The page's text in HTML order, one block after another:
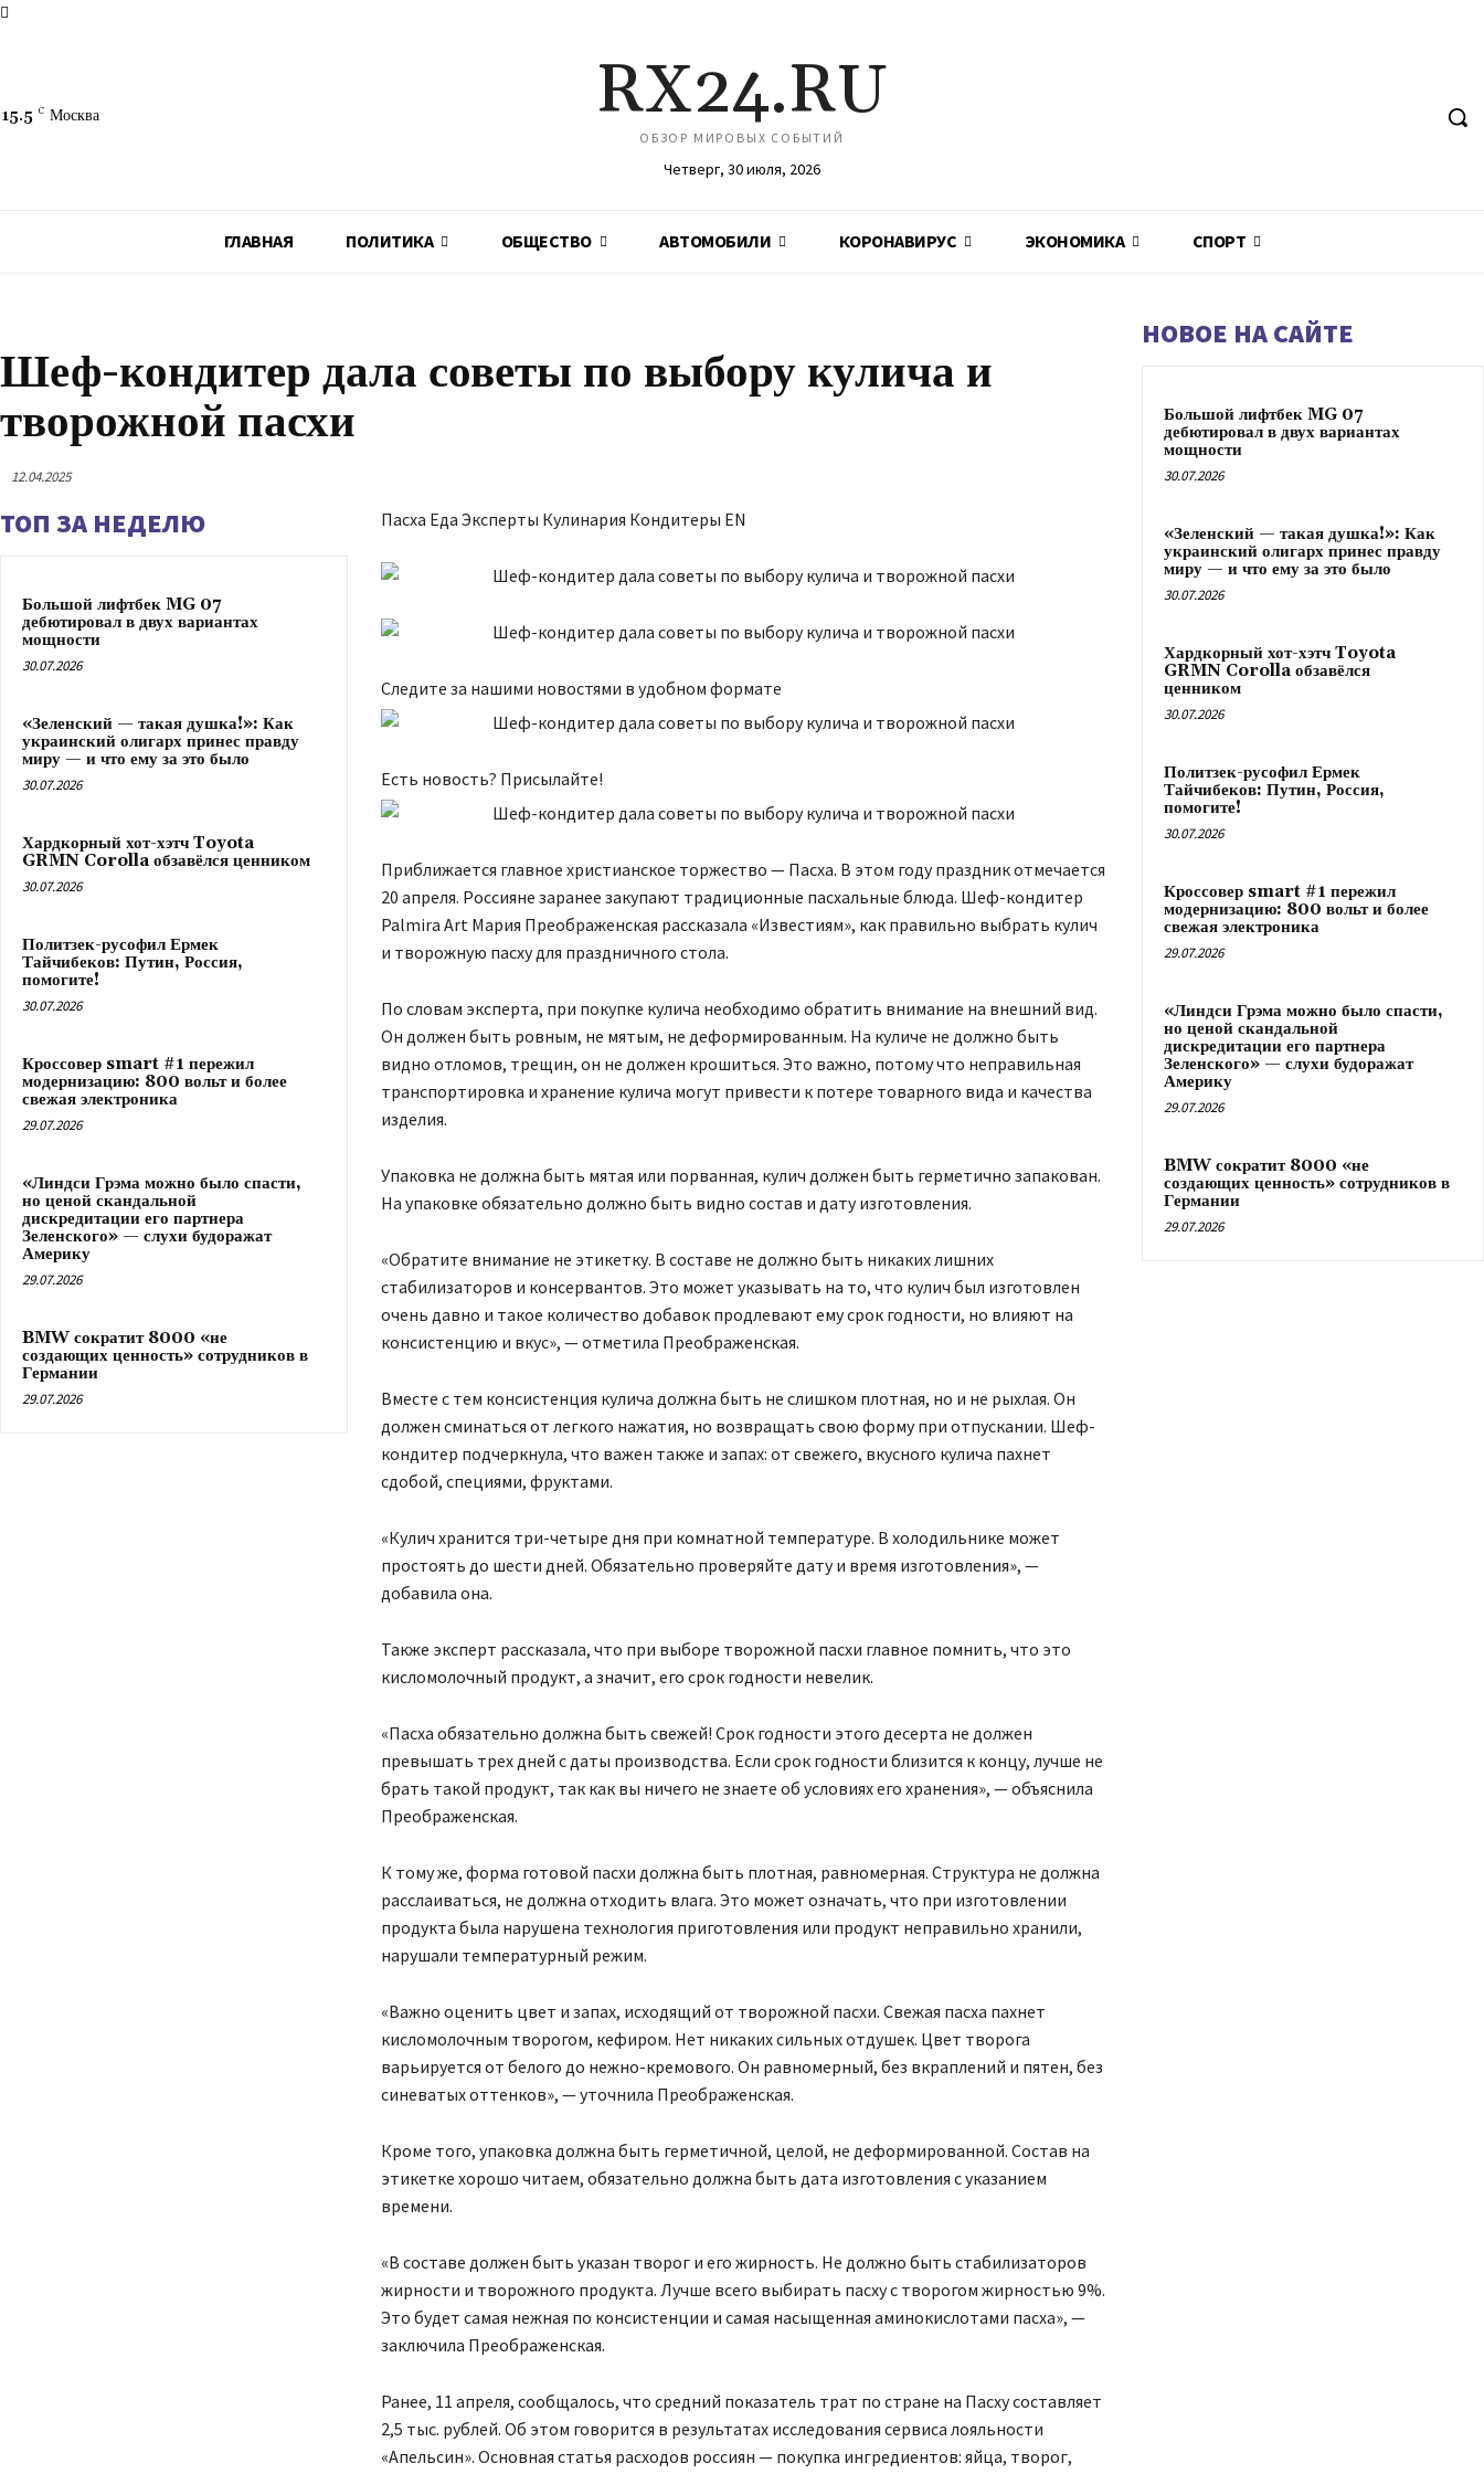
15.5 C Москва RX24.RU
ОБЗОР МИРОВЫХ СОБЫТИЙ
Четверг, 30 июля, 2026
ГЛАВНАЯ ПОЛИТИКА ОБЩЕСТВО АВТОМОБИЛИ КОРОНАВИРУС ЭКОНОМИКА СПОРТ
Шеф-кондитер дала советы по выбору кулича и
творожной пасхи
12.04.2025
ТОП ЗА НЕДЕЛЮ
Большой лифтбек MG 07
дебютировал в двух вариантах
мощности
30.07.2026
«Зеленский — такая душка!»: Как
украинский олигарх принес правду
миру — и что ему за это было
30.07.2026
Хардкорный хот-хэтч Toyota
GRMN Corolla обзавёлся ценником
30.07.2026
Политзек-русофил Ермек
Тайчибеков: Путин, Россия,
помогите!
30.07.2026
Кроссовер smart #1 пережил
модернизацию: 800 вольт и более
свежая электроника
29.07.2026
«Линдси Грэма можно было спасти,
но ценой скандальной
дискредитации его партнера
Зеленского» — слухи будоражат
Америку
29.07.2026
BMW сократит 8000 «не
создающих ценность» сотрудников в
Германии
29.07.2026
Пасха Еда Эксперты Кулинария Кондитеры EN
Следите за нашими новостями в удобном формате
Есть новость? Присылайте!
Приближается главное христианское торжество — Пасха. В этом году праздник отмечается
20 апреля. Россияне заранее закупают традиционные пасхальные блюда. Шеф-кондитер
Palmira Art Мария Преображенская рассказала «Известиям», как правильно выбрать кулич
и творожную пасху для праздничного стола.
По словам эксперта, при покупке кулича необходимо обратить внимание на внешний вид.
Он должен быть ровным, не мятым, не деформированным. На куличе не должно быть
видно отломов, трещин, он не должен крошиться. Это важно, потому что неправильная
транспортировка и хранение кулича могут привести к потере товарного вида и качества
изделия.
Упаковка не должна быть мятая или порванная, кулич должен быть герметично запакован.
На упаковке обязательно должно быть видно состав и дату изготовления.
«Обратите внимание не этикетку. В составе не должно быть никаких лишних
стабилизаторов и консервантов. Это может указывать на то, что кулич был изготовлен
очень давно и такое количество добавок продлевают ему срок годности, но влияют на
консистенцию и вкус», — отметила Преображенская.
Вместе с тем консистенция кулича должна быть не слишком плотная, но и не рыхлая. Он
должен сминаться от легкого нажатия, но возвращать свою форму при отпускании. Шеф-
кондитер подчеркнула, что важен также и запах: от свежего, вкусного кулича пахнет
сдобой, специями, фруктами.
«Кулич хранится три-четыре дня при комнатной температуре. В холодильнике может
простоять до шести дней. Обязательно проверяйте дату и время изготовления», —
добавила она.
Также эксперт рассказала, что при выборе творожной пасхи главное помнить, что это
кисломолочный продукт, а значит, его срок годности невелик.
«Пасха обязательно должна быть свежей! Срок годности этого десерта не должен
превышать трех дней с даты производства. Если срок годности близится к концу, лучше не
брать такой продукт, так как вы ничего не знаете об условиях его хранения», — объяснила
Преображенская.
К тому же, форма готовой пасхи должна быть плотная, равномерная. Структура не должна
расслаиваться, не должна отходить влага. Это может означать, что при изготовлении
продукта была нарушена технология приготовления или продукт неправильно хранили,
нарушали температурный режим.
«Важно оценить цвет и запах, исходящий от творожной пасхи. Свежая пасха пахнет
кисломолочным творогом, кефиром. Нет никаких сильных отдушек. Цвет творога
варьируется от белого до нежно-кремового. Он равномерный, без вкраплений и пятен, без
синеватых оттенков», — уточнила Преображенская.
Кроме того, упаковка должна быть герметичной, целой, не деформированной. Состав на
этикетке хорошо читаем, обязательно должна быть дата изготовления с указанием
времени.
«В составе должен быть указан творог и его жирность. Не должно быть стабилизаторов
жирности и творожного продукта. Лучше всего выбирать пасху с творогом жирностью 9%.
Это будет самая нежная по консистенции и самая насыщенная аминокислотами пасха», —
заключила Преображенская.
Ранее, 11 апреля, сообщалось, что средний показатель трат по стране на Пасху составляет
2,5 тыс. рублей. Об этом говорится в результатах исследования сервиса лояльности
«Апельсин». Основная статья расходов россиян — покупка ингредиентов: яйца, творог,
НОВОЕ НА САЙТЕ
Большой лифтбек MG 07
дебютировал в двух вариантах
мощности
30.07.2026
«Зеленский — такая душка!»: Как
украинский олигарх принес правду
миру — и что ему за это было
30.07.2026
Хардкорный хот-хэтч Toyota
GRMN Corolla обзавёлся
ценником
30.07.2026
Политзек-русофил Ермек
Тайчибеков: Путин, Россия,
помогите!
30.07.2026
Кроссовер smart #1 пережил
модернизацию: 800 вольт и более
свежая электроника
29.07.2026
«Линдси Грэма можно было спасти,
но ценой скандальной
дискредитации его партнера
Зеленского» — слухи будоражат
Америку
29.07.2026
BMW сократит 8000 «не
создающих ценность» сотрудников в
Германии
29.07.2026